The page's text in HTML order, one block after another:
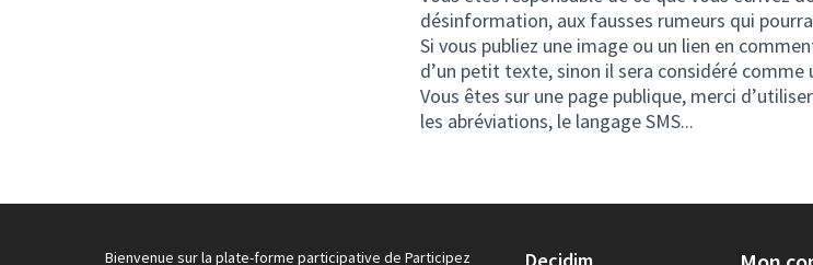
désinformation, aux fausses rumeurs qui
Si vous publiez une image ou un lien en
d’un petit texte, sinon il sera considéré comme
Vous êtes sur une page publique, merci
les abréviations, le langage SMS...
Bienvenue sur la plate-forme participative de Participez